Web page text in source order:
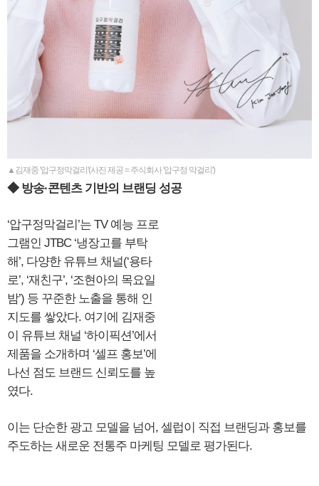
▲김재중 '압구정막걸리'(사진 제공 = 주식회사 '압구정 막걸리')
◆ 방송·콘텐츠 기반의 브랜딩 성공
‘압구정막걸리’는 TV 예능 프로
그램인 JTBC ‘냉장고를 부탁
해’, 다양한 유튜브 채널(‘용타
로’, ‘재친구’, ‘조현아의 목요일
밤’) 등 꾸준한 노출을 통해 인
지도를 쌓았다. 여기에 김재중
이 유튜브 채널 ‘하이픽션’에서
제품을 소개하며 ‘셀프 홍보’에
나선 점도 브랜드 신뢰도를 높
였다.
이는 단순한 광고 모델을 넘어, 셀럽이 직접 브랜딩과 홍보를
주도하는 새로운 전통주 마케팅 모델로 평가된다.